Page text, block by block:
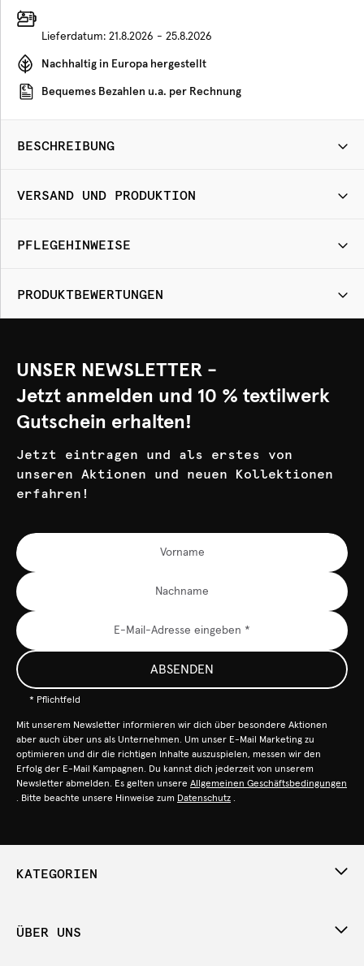
Lieferdatum: 21.8.2026 - 25.8.2026
Nachhaltig in Europa hergestellt
Bequemes Bezahlen u.a. per Rechnung
BESCHREIBUNG
VERSAND UND PRODUKTION
PFLEGEHINWEISE
PRODUKTBEWERTUNGEN
UNSER NEWSLETTER -
Jetzt anmelden und 10 % textilwerk
Gutschein erhalten!
Jetzt eintragen und als erstes von
unseren Aktionen und neuen Kollektionen
erfahren!
ABSENDEN
* Pflichtfeld
Mit unserem Newsletter informieren wir dich über besondere Aktionen
aber auch über uns als Unternehmen. Um unser E-Mail Marketing zu
optimieren und dir die richtigen Inhalte auszuspielen, messen wir den
Erfolg der E-Mail Kampagnen. Du kannst dich jederzeit von unserem
Newsletter abmelden. Es gelten unsere Allgemeinen Geschäftsbedingungen
. Bitte beachte unsere Hinweise zum Datenschutz .
KATEGORIEN
ÜBER UNS